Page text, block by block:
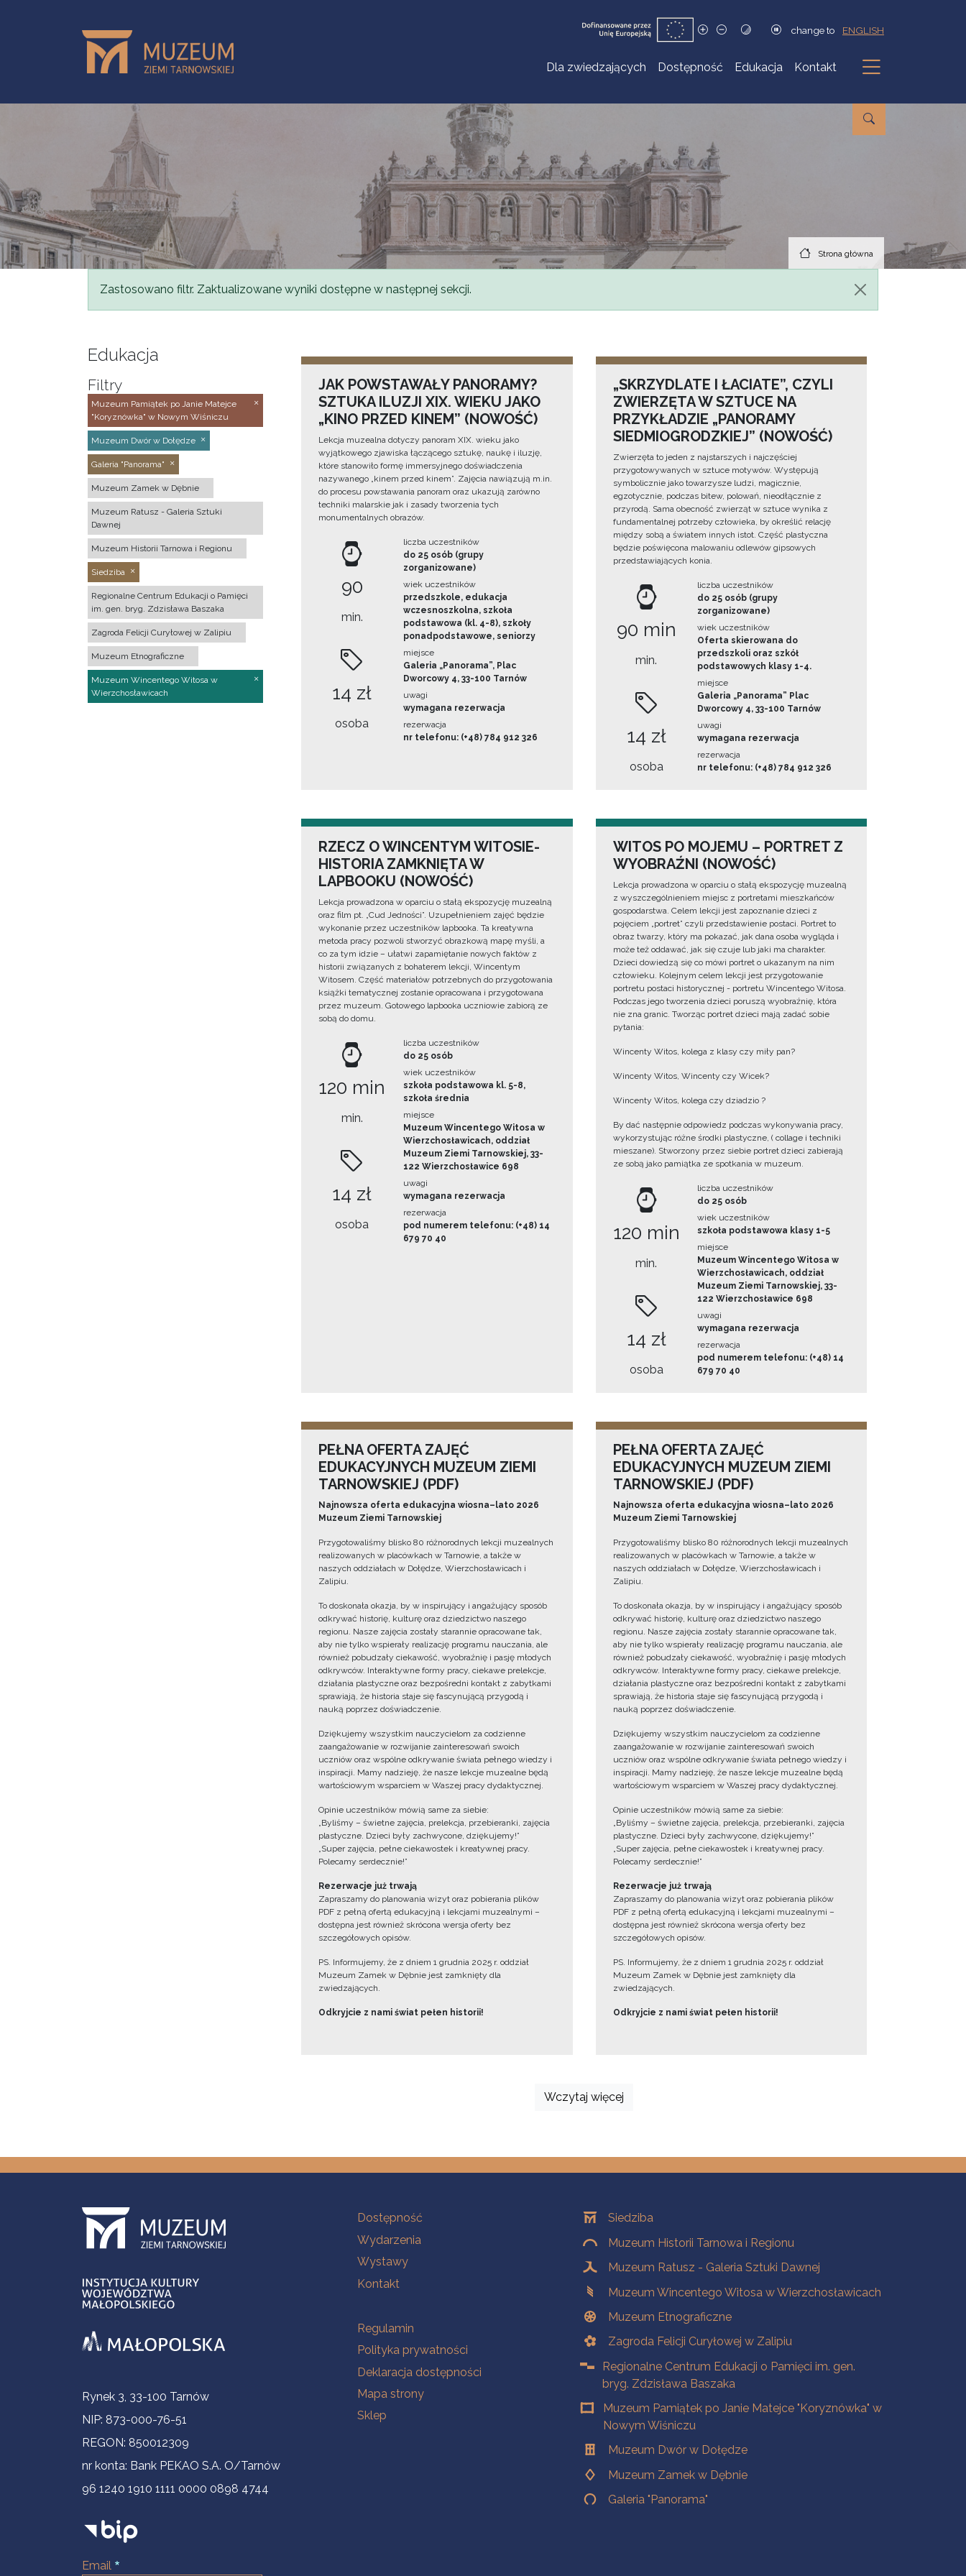
change to ENGLISH
Dla zwiedzających Dostępność Edukacja Kontakt
Podmenu
Strona główna
Komunikat
Zastosowano filtr. Zaktualizowane wyniki dostępne w następnej sekcji.
Edukacja
Filtry
Muzeum Pamiątek po Janie Matejce
"Koryznówka" w Nowym Wiśniczu
Muzeum Dwór w Dołędze
Galeria "Panorama"
Muzeum Zamek w Dębnie
Muzeum Ratusz - Galeria Sztuki
Dawnej
Muzeum Historii Tarnowa i Regionu
Siedziba
Regionalne Centrum Edukacji o Pamięci
im. gen. bryg. Zdzisława Baszaka
Zagroda Felicji Curyłowej w Zalipiu
Muzeum Etnograficzne
Muzeum Wincentego Witosa w
Wierzchosławicach
JAK POWSTAWAŁY PANORAMY?
SZTUKA ILUZJI XIX. WIEKU JAKO
„KINO PRZED KINEM” (NOWOŚĆ)
Lekcja muzealna dotyczy panoram XIX. wieku jako
wyjątkowego zjawiska łączącego sztukę, naukę i iluzję,
które stanowiło formę immersyjnego doświadczenia
nazywanego „kinem przed kinem”. Zajęcia nawiązują m.in.
do procesu powstawania panoram oraz ukazują zarówno
techniki malarskie jak i zasady tworzenia tych
monumentalnych obrazów.
90
min.
14 zł
osoba
liczba uczestników
do 25 osób (grupy
zorganizowane)
wiek uczestników
przedszkole, edukacja
wczesnoszkolna, szkoła
podstawowa (kl. 4-8), szkoły
ponadpodstawowe, seniorzy
miejsce
Galeria „Panorama”, Plac
Dworcowy 4, 33-100 Tarnów
uwagi
wymagana rezerwacja
rezerwacja
nr telefonu: (+48) 784 912 326
„SKRZYDLATE I ŁACIATE”, CZYLI
ZWIERZĘTA W SZTUCE NA
PRZYKŁADZIE „PANORAMY
SIEDMIOGRODZKIEJ” (NOWOŚĆ)
Zwierzęta to jeden z najstarszych i najczęściej
przygotowywanych w sztuce motywów. Występują
symbolicznie jako towarzysze ludzi, magicznie,
egzotycznie, podczas bitew, polowań, nieodłącznie z
przyrodą. Sama obecność zwierząt w sztuce wynika z
fundamentalnej potrzeby człowieka, by określić relację
między sobą a światem innych istot. Część plastyczna
będzie poświęcona malowaniu odlewów gipsowych
przedstawiających konia.
90 min
min.
14 zł
osoba
liczba uczestników
do 25 osób (grupy
zorganizowane)
wiek uczestników
Oferta skierowana do
przedszkoli oraz szkół
podstawowych klasy 1-4.
miejsce
Galeria „Panorama” Plac
Dworcowy 4, 33-100 Tarnów
uwagi
wymagana rezerwacja
rezerwacja
nr telefonu: (+48) 784 912 326
RZECZ O WINCENTYM WITOSIE-
HISTORIA ZAMKNIĘTA W
LAPBOOKU (NOWOŚĆ)
Lekcja prowadzona w oparciu o stałą ekspozycję muzealną
oraz film pt. „Cud Jedności”. Uzupełnieniem zajęć będzie
wykonanie przez uczestników lapbooka. Ta kreatywna
metoda pracy pozwoli stworzyć obrazkową mapę myśli, a
co za tym idzie – ułatwi zapamiętanie nowych faktów z
historii związanych z bohaterem lekcji, Wincentym
Witosem. Część materiałów potrzebnych do przygotowania
książki tematycznej zostanie opracowana i przygotowana
przez muzeum. Gotowego lapbooka uczniowie zabiorą ze
sobą do domu.
120 min
min.
14 zł
osoba
liczba uczestników
do 25 osób
wiek uczestników
szkoła podstawowa kl. 5-8,
szkoła średnia
miejsce
Muzeum Wincentego Witosa w
Wierzchosławicach, oddział
Muzeum Ziemi Tarnowskiej, 33-
122 Wierzchosławice 698
uwagi
wymagana rezerwacja
rezerwacja
pod numerem telefonu: (+48) 14
679 70 40
WITOS PO MOJEMU – PORTRET Z
WYOBRAŹNI (NOWOŚĆ)
Lekcja prowadzona w oparciu o stałą ekspozycję muzealną
z wyszczególnieniem miejsc z portretami mieszkańców
gospodarstwa. Celem lekcji jest zapoznanie dzieci z
pojęciem „portret” czyli przedstawienie postaci. Portret to
obraz twarzy, który ma pokazać, jak dana osoba wygląda i
może też oddawać, jak się czuje lub jaki ma charakter.
Dzieci dowiedzą się co mówi portret o ukazanym na nim
człowieku. Kolejnym celem lekcji jest przygotowanie
portretu postaci historycznej - portretu Wincentego Witosa.
Podczas jego tworzenia dzieci poruszą wyobraźnię, która
nie zna granic. Tworząc portret dzieci mają zadać sobie
pytania:
Wincenty Witos, kolega z klasy czy miły pan?
Wincenty Witos, Wincenty czy Wicek?
Wincenty Witos, kolega czy dziadzio ?
By dać następnie odpowiedz podczas wykonywania pracy,
wykorzystując różne środki plastyczne, ( collage i techniki
mieszane). Stworzony przez siebie portret dzieci zabierają
ze sobą jako pamiątka ze spotkania w muzeum.
120 min
min.
14 zł
osoba
liczba uczestników
do 25 osób
wiek uczestników
szkoła podstawowa klasy 1-5
miejsce
Muzeum Wincentego Witosa w
Wierzchosławicach, oddział
Muzeum Ziemi Tarnowskiej, 33-
122 Wierzchosławice 698
uwagi
wymagana rezerwacja
rezerwacja
pod numerem telefonu: (+48) 14
679 70 40
PEŁNA OFERTA ZAJĘĆ
EDUKACYJNYCH MUZEUM ZIEMI
TARNOWSKIEJ (PDF)
Najnowsza oferta edukacyjna wiosna–lato 2026
Muzeum Ziemi Tarnowskiej
Przygotowaliśmy blisko 80 różnorodnych lekcji muzealnych
realizowanych w placówkach w Tarnowie, a także w
naszych oddziałach w Dołędze, Wierzchosławicach i
Zalipiu.
To doskonała okazja, by w inspirujący i angażujący sposób
odkrywać historię, kulturę oraz dziedzictwo naszego
regionu. Nasze zajęcia zostały starannie opracowane tak,
aby nie tylko wspierały realizację programu nauczania, ale
również pobudzały ciekawość, wyobraźnię i pasję młodych
odkrywców. Interaktywne formy pracy, ciekawe prelekcje,
działania plastyczne oraz bezpośredni kontakt z zabytkami
sprawiają, że historia staje się fascynującą przygodą i
nauką poprzez doświadczenie.
Dziękujemy wszystkim nauczycielom za codzienne
zaangażowanie w rozwijanie zainteresowań swoich
uczniów oraz wspólne odkrywanie świata pełnego wiedzy i
inspiracji. Mamy nadzieję, że nasze lekcje muzealne będą
wartościowym wsparciem w Waszej pracy dydaktycznej.
Opinie uczestników mówią same za siebie:
„Byliśmy – świetne zajęcia, prelekcja, przebieranki, zajęcia
plastyczne. Dzieci były zachwycone, dziękujemy!”
„Super zajęcia, pełne ciekawostek i kreatywnej pracy.
Polecamy serdecznie!”
Rezerwacje już trwają
Zapraszamy do planowania wizyt oraz pobierania plików
PDF z pełną ofertą edukacyjną i lekcjami muzealnymi –
dostępna jest również skrócona wersja oferty bez
szczegółowych opisów.
PS. Informujemy, że z dniem 1 grudnia 2025 r. oddział
Muzeum Zamek w Dębnie jest zamknięty dla
zwiedzających.
Odkryjcie z nami świat pełen historii!
PEŁNA OFERTA ZAJĘĆ
EDUKACYJNYCH MUZEUM ZIEMI
TARNOWSKIEJ (PDF)
Najnowsza oferta edukacyjna wiosna–lato 2026
Muzeum Ziemi Tarnowskiej
Przygotowaliśmy blisko 80 różnorodnych lekcji muzealnych
realizowanych w placówkach w Tarnowie, a także w
naszych oddziałach w Dołędze, Wierzchosławicach i
Zalipiu.
To doskonała okazja, by w inspirujący i angażujący sposób
odkrywać historię, kulturę oraz dziedzictwo naszego
regionu. Nasze zajęcia zostały starannie opracowane tak,
aby nie tylko wspierały realizację programu nauczania, ale
również pobudzały ciekawość, wyobraźnię i pasję młodych
odkrywców. Interaktywne formy pracy, ciekawe prelekcje,
działania plastyczne oraz bezpośredni kontakt z zabytkami
sprawiają, że historia staje się fascynującą przygodą i
nauką poprzez doświadczenie.
Dziękujemy wszystkim nauczycielom za codzienne
zaangażowanie w rozwijanie zainteresowań swoich
uczniów oraz wspólne odkrywanie świata pełnego wiedzy i
inspiracji. Mamy nadzieję, że nasze lekcje muzealne będą
wartościowym wsparciem w Waszej pracy dydaktycznej.
Opinie uczestników mówią same za siebie:
„Byliśmy – świetne zajęcia, prelekcja, przebieranki, zajęcia
plastyczne. Dzieci były zachwycone, dziękujemy!”
„Super zajęcia, pełne ciekawostek i kreatywnej pracy.
Polecamy serdecznie!”
Rezerwacje już trwają
Zapraszamy do planowania wizyt oraz pobierania plików
PDF z pełną ofertą edukacyjną i lekcjami muzealnymi –
dostępna jest również skrócona wersja oferty bez
szczegółowych opisów.
PS. Informujemy, że z dniem 1 grudnia 2025 r. oddział
Muzeum Zamek w Dębnie jest zamknięty dla
zwiedzających.
Odkryjcie z nami świat pełen historii!
Wczytaj więcej
Informacje kontaktowe
Rynek 3, 33-100 Tarnów
NIP: 873-000-76-51
REGON: 850012309
nr konta: Bank PEKAO S.A. O/Tarnów
96 1240 1910 1111 0000 0898 4744
Email
Na skróty
Dostępność
Wydarzenia
Wystawy
Kontakt
Na skróty
Regulamin
Polityka prywatności
Deklaracja dostępności
Mapa strony
Sklep
OddziałySiedziba
Muzeum Historii Tarnowa i Regionu
Muzeum Ratusz - Galeria Sztuki Dawnej
Muzeum Wincentego Witosa w Wierzchosławicach
Muzeum Etnograficzne
Zagroda Felicji Curyłowej w Zalipiu
Regionalne Centrum Edukacji o Pamięci im. gen.
bryg. Zdzisława Baszaka
Muzeum Pamiątek po Janie Matejce "Koryznówka" w
Nowym Wiśniczu
Muzeum Dwór w Dołędze
Muzeum Zamek w Dębnie
Galeria "Panorama"